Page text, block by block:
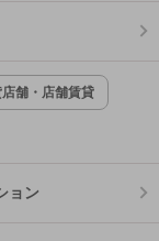
舗・店舗賃貸
ョン